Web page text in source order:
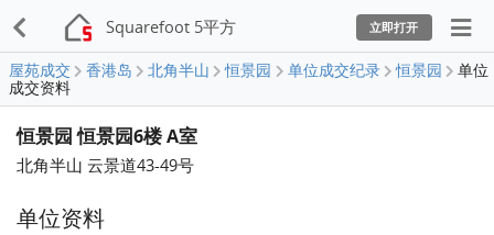
Squarefoot 5平方 立即打开
屋苑成交 香港岛 北角半山 恒景园 单位成交纪录 恒景园
单位
成交资料
恒景园 恒景园6楼 A室
北角半山 云景道43-49号
单位资料